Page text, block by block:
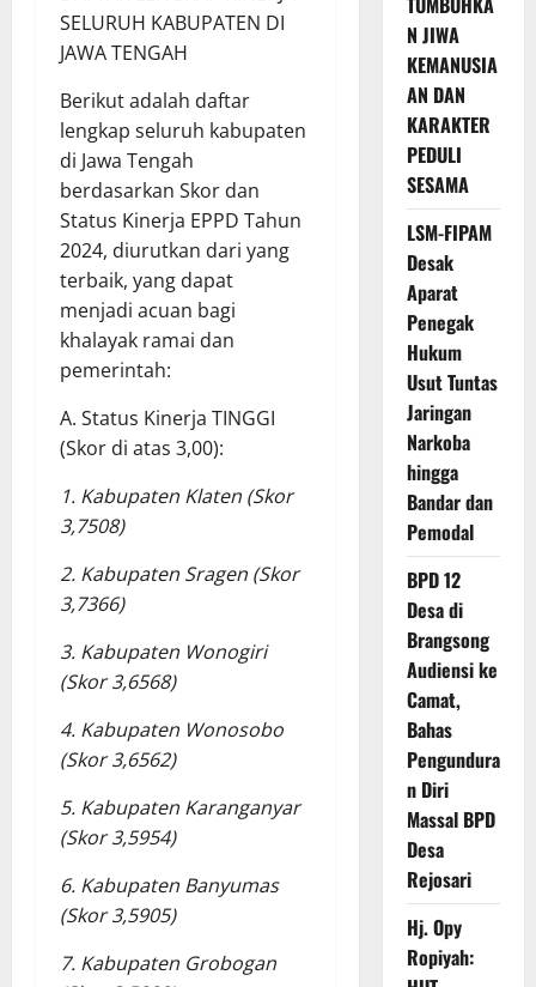
SELURUH KABUPATEN DI
JAWA TENGAH
Berikut adalah daftar
lengkap seluruh kabupaten
di Jawa Tengah
berdasarkan Skor dan
Status Kinerja EPPD Tahun
2024, diurutkan dari yang
terbaik, yang dapat
menjadi acuan bagi
khalayak ramai dan
pemerintah:
A. Status Kinerja TINGGI
(Skor di atas 3,00):
1. Kabupaten Klaten (Skor
3,7508)
2. Kabupaten Sragen (Skor
3,7366)
3. Kabupaten Wonogiri
(Skor 3,6568)
4. Kabupaten Wonosobo
(Skor 3,6562)
5. Kabupaten Karanganyar
(Skor 3,5954)
6. Kabupaten Banyumas
(Skor 3,5905)
7. Kabupaten Grobogan
N JIWA
KEMANUSIA
AN DAN
KARAKTER
PEDULI
SESAMA
LSM-FIPAM
Desak
Aparat
Penegak
Hukum
Usut Tuntas
Jaringan
Narkoba
hingga
Bandar dan
Pemodal
BPD 12
Desa di
Brangsong
Audiensi ke
Camat,
Bahas
Pengundura
n Diri
Massal BPD
Desa
Rejosari
Hj. Opy
Ropiyah: